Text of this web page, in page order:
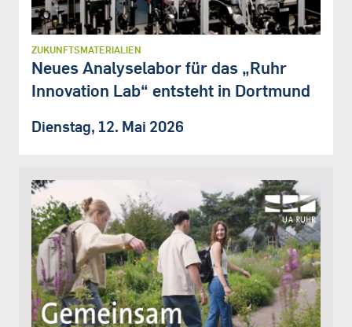
ZUKUNFTSMATERIALIEN
Neues Analyselabor für das „Ruhr
Innovation Lab“ entsteht in Dortmund
Dienstag, 12. Mai 2026